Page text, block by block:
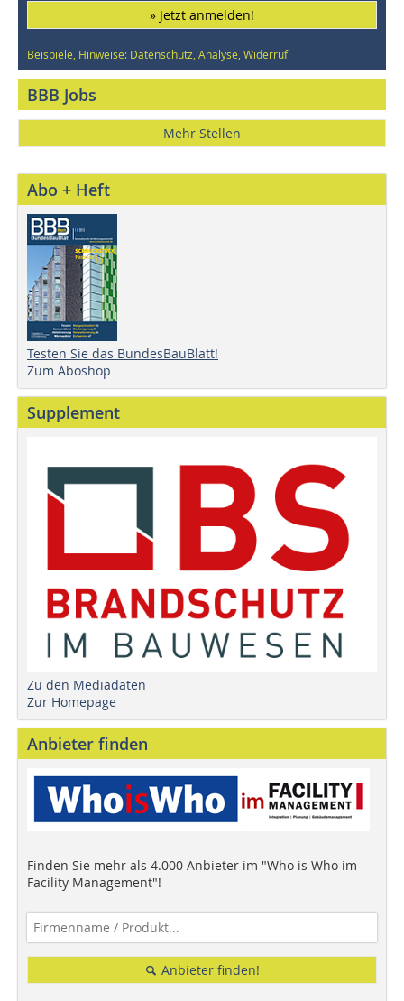
» Jetzt anmelden!
Beispiele, Hinweise: Datenschutz, Analyse, Widerruf
BBB Jobs
Mehr Stellen
Abo + Heft
Testen Sie das BundesBauBlatt!
Zum Aboshop
Supplement
Zu den Mediadaten
Zur Homepage
Anbieter finden
Finden Sie mehr als 4.000 Anbieter im "Who is Who im
Facility Management"!
Anbieter finden!